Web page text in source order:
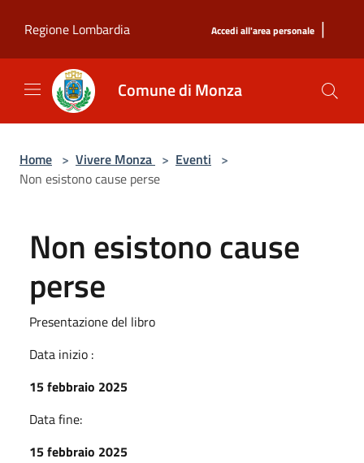
Regione Lombardia
Accedi all'area personale |
Comune di Monza
Home > Vivere Monza > Eventi >
Non esistono cause perse
Non esistono cause
perse
Presentazione del libro
Data inizio :
15 febbraio 2025
Data fine:
15 febbraio 2025